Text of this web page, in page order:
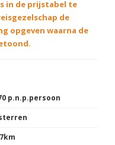
in de prijstabel te
de
opgeven waarna de
p.n.p.persoon